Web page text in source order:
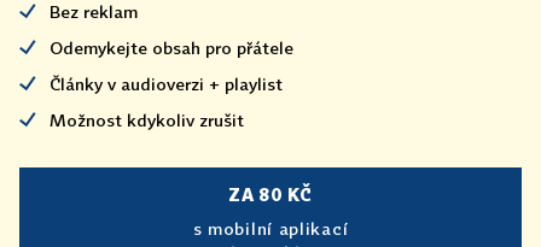
Bez reklam
Odemykejte obsah pro přátele
Články v audioverzi + playlist
Možnost kdykoliv zrušit
ZA 80 KČ
s mobilní aplikací